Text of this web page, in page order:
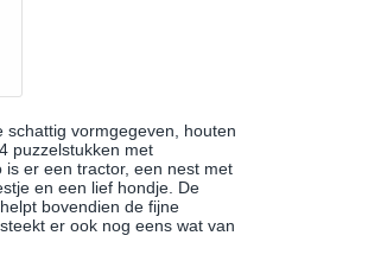
schattig vormgegeven, houten
puzzelstukken met
er een tractor, een nest met
en een lief hondje. De
bovendien de fijne
er ook nog eens wat van